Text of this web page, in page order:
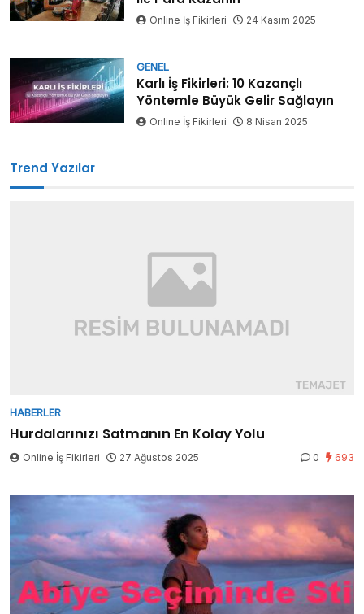
Online İş Fikirleri 24 Kasım 2025
GENEL
Karlı İş Fikirleri: 10 Kazançlı
Yöntemle Büyük Gelir Sağlayın
Online İş Fikirleri 8 Nisan 2025
Trend Yazılar
HABERLER
Hurdalarınızı Satmanın En Kolay Yolu
Online İş Fikirleri 27 Ağustos 2025 0 693